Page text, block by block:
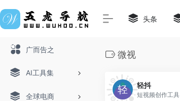
广而告之
AI工具集
全球电商
头条
微视
轻抖
短视频创作工具